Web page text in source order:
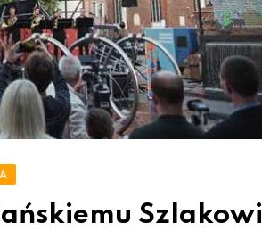
Szlakowi